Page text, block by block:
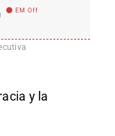
EM Off
y la